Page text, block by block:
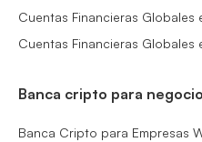
Cuentas Financieras Globales
Cuentas Financieras Globales
Banca cripto para
Banca Cripto para Empresas